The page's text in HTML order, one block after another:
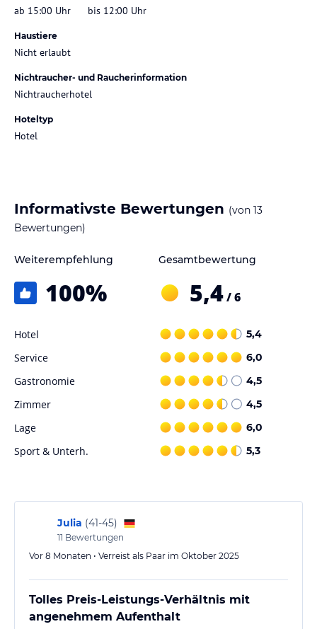
ab 15:00 Uhr bis 12:00 Uhr
Haustiere
Nicht erlaubt
Nichtraucher- und Raucherinformation
Nichtraucherhotel
Hoteltyp
Hotel
Informativste Bewertungen (von 13
Bewertungen)
Weiterempfehlung
100%
Gesamtbewertung
5,4/ 6
Hotel 5,4
Service 6,0
Gastronomie 4,5
Zimmer 4,5
Lage 6,0
Sport & Unterh. 5,3
Julia (41-45)
11 Bewertungen
Vor 8 Monaten • Verreist als Paar im Oktober 2025
Tolles Preis-Leistungs-Verhältnis mit
angenehmem Aufenthalt